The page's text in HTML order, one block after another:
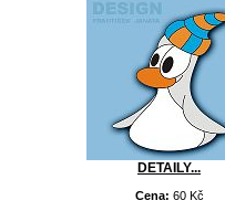
DETAILY...
Cena: 60 Kč